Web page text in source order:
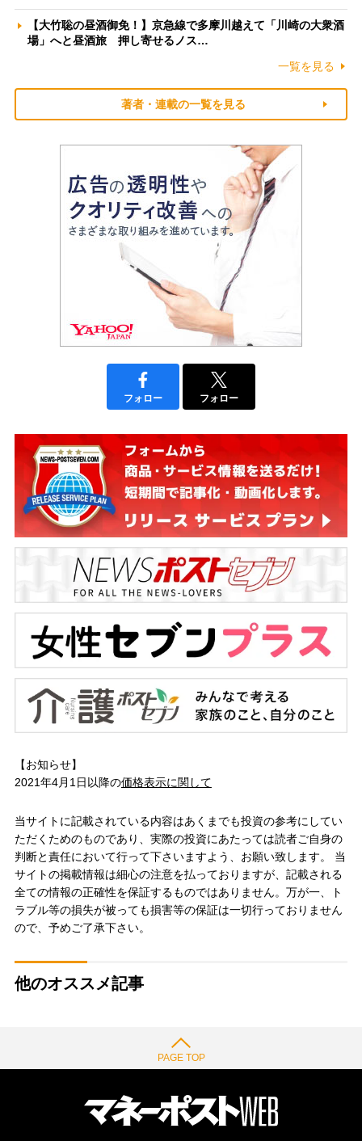
【大竹聡の昼酒御免！】京急線で多摩川越えて「川崎の大衆酒
場」へと昼酒旅 押し寄せるノス…
一覧を見る
著者・連載の一覧を見る
フォロー フォロー
【お知らせ】
2021年4月1日以降の価格表示に関して
当サイトに記載されている内容はあくまでも投資の参考にしてい
ただくためのものであり、実際の投資にあたっては読者ご自身の
判断と責任において行って下さいますよう、お願い致します。 当
サイトの掲載情報は細心の注意を払っておりますが、記載される
全ての情報の正確性を保証するものではありません。万が一、ト
ラブル等の損失が被っても損害等の保証は一切行っておりません
ので、予めご了承下さい。
他のオススメ記事
PAGE TOP